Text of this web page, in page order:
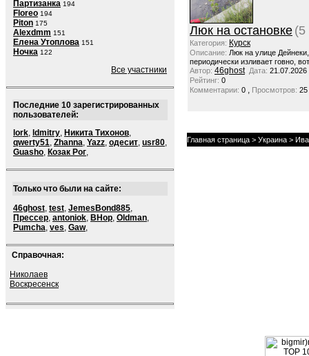
Партизанка 194
Floreo 194
Piton 175
Alexdmm 151
Елена Утоплова 151
Ночка 122
Все участники
Последние 10 зарегистрированных
пользователей:
lork, ldmitry, Никита Тихонов,
qwerty51, Zhanna, Yazz, одесит, usr80,
Guasho, Козак Рог,
Только что были на сайте:
46ghost, test, JemesBond885,
Прессер, antoniok, BHop, Oldman,
Pumcha, ves, Gaw,
Справочная:
Николаев
Воскресенск
Люк на остановке (5
Категория: Курск
Описание: Люк на улице
периодически изливает говно,
Автор: 46ghost Дата: 21.07.2026
Рейтинг: 0
Комментарии: 0 , Просмотров: 25
Главная страница > Украина >